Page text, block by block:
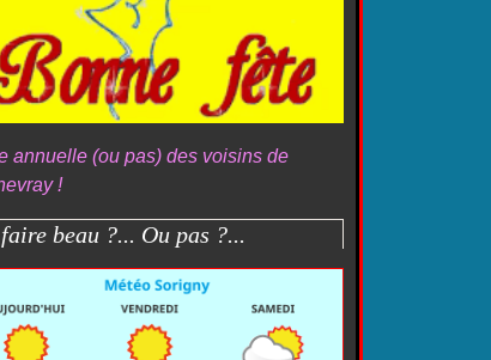
annuelle (ou pas) des voisins de
!
beau ?... Ou pas ?...